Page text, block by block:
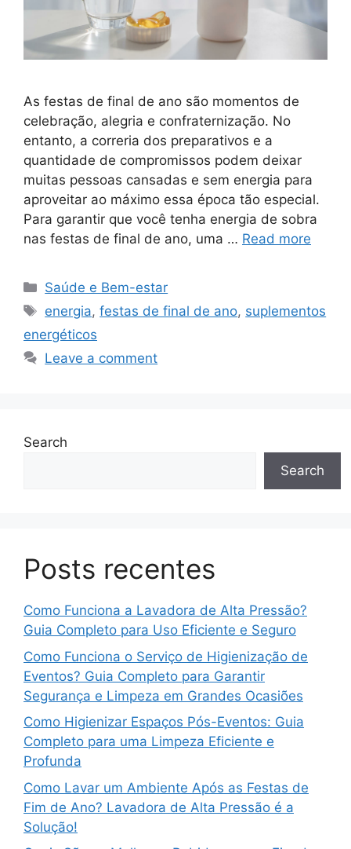
As festas de final de ano são momentos de
celebração, alegria e confraternização. No
entanto, a correria dos preparativos e a
quantidade de compromissos podem deixar
muitas pessoas cansadas e sem energia para
aproveitar ao máximo essa época tão especial.
Para garantir que você tenha energia de sobra
nas festas de final de ano, uma … Read more
Categories
Saúde e Bem-estar
Tags
energia,festas de final de ano, suplementos
energéticos
Leave a comment
Search
Search
Posts recentes
Como Funciona a Lavadora de Alta Pressão?
Guia Completo para Uso Eficiente e Seguro
Como Funciona o Serviço de Higienização de
Eventos? Guia Completo para Garantir
Segurança e Limpeza em Grandes Ocasiões
Como Higienizar Espaços Pós-Eventos: Guia
Completo para uma Limpeza Eficiente e
Profunda
Como Lavar um Ambiente Após as Festas de
Fim de Ano? Lavadora de Alta Pressão é a
Solução!